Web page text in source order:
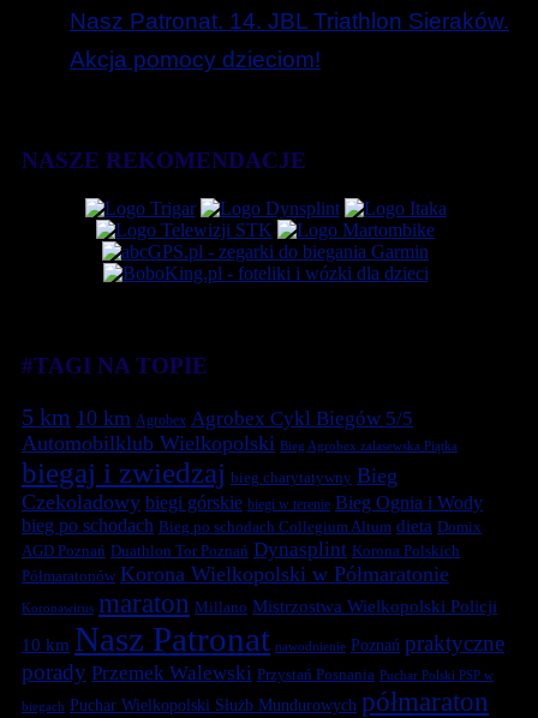
Nasz Patronat. 14. JBL Triathlon Sieraków.
Akcja pomocy dzieciom!
NASZE REKOMENDACJE
#TAGI NA TOPIE
5 km 10 km Agrobex Agrobex Cykl Biegów 5/5
Automobilklub Wielkopolski Bieg Agrobex zalasewska Piątka
biegaj i zwiedzaj bieg charytatywny Bieg
Czekoladowy biegi górskie biegi w terenie Bieg Ognia i Wody
bieg po schodach Bieg po schodach Collegium Altum dieta Domix
AGD Poznań Duathlon Tor Poznań Dynasplint Korona Polskich
Półmaratonów Korona Wielkopolski w Półmaratonie
Koronawirus maraton Millano Mistrzostwa Wielkopolski Policji
10 km Nasz Patronat nawodnienie Poznań praktyczne
porady Przemek Walewski Przystań Posnania Puchar Polski PSP w
biegach Puchar Wielkopolski Służb Mundurowych półmaraton